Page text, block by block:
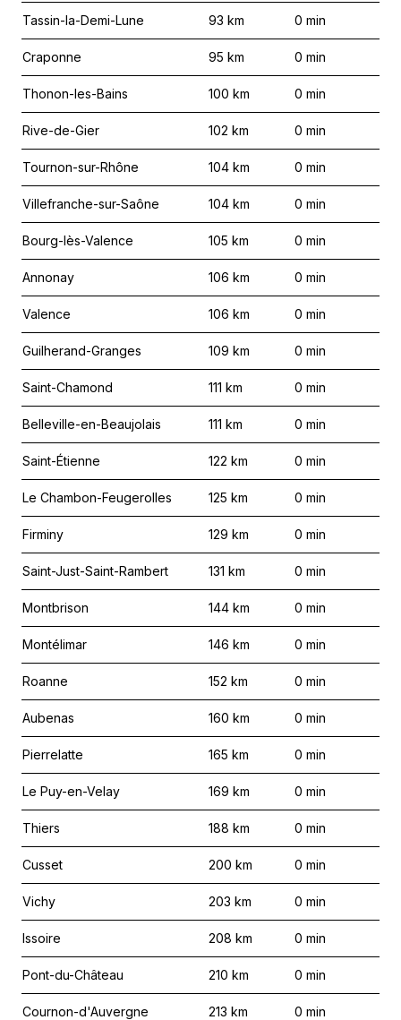
Tassin-la-Demi-Lune 93 km 0 min
Craponne 95 km 0 min
Thonon-les-Bains 100 km 0 min
Rive-de-Gier 102 km 0 min
Tournon-sur-Rhône 104 km 0 min
Villefranche-sur-Saône 104 km 0 min
Bourg-lès-Valence 105 km 0 min
Annonay 106 km 0 min
Valence 106 km 0 min
Guilherand-Granges 109 km 0 min
Saint-Chamond 111 km 0 min
Belleville-en-Beaujolais 111 km 0 min
Saint-Étienne 122 km 0 min
Le Chambon-Feugerolles 125 km 0 min
Firminy 129 km 0 min
Saint-Just-Saint-Rambert 131 km 0 min
Montbrison 144 km 0 min
Montélimar 146 km 0 min
Roanne 152 km 0 min
Aubenas 160 km 0 min
Pierrelatte 165 km 0 min
Le Puy-en-Velay 169 km 0 min
Thiers 188 km 0 min
Cusset 200 km 0 min
Vichy 203 km 0 min
Issoire 208 km 0 min
Pont-du-Château 210 km 0 min
Cournon-d'Auvergne 213 km 0 min